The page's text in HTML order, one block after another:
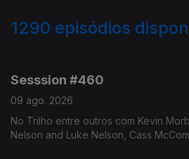
1290 episódios
Sesssion #460
09 ago. 2026
No Trilho entre outros com Kevin
Nelson and Luke Nelson, Cass